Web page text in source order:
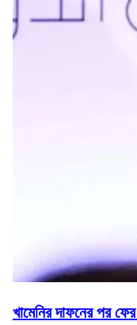
খামেনির দাফনের পর